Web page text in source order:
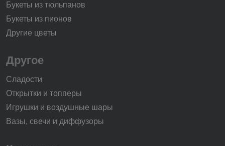
Букеты из тюльпанов
Букеты из пионов
Другие цветы
Другое
Сладости
Открытки и топперы
Игрушки и воздушные шары
Вазы, свечи и диффузоры